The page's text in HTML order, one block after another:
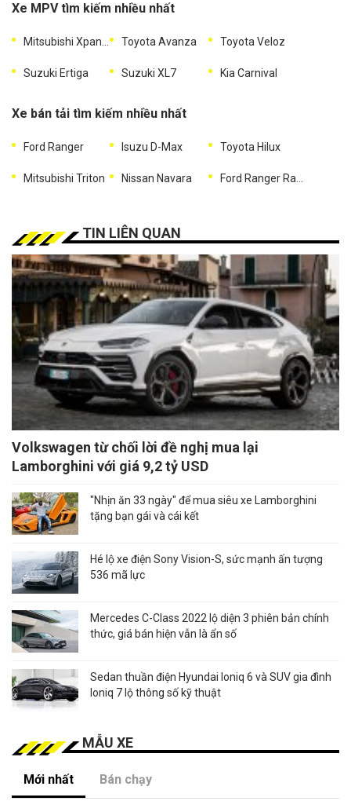
Xe MPV tìm kiếm nhiều nhất
Toyota Avanza Toyota Veloz
Suzuki Ertiga Suzuki XL7 Kia Carnival
Xe bán tải tìm kiếm nhiều nhất
Ford Ranger Isuzu D-Max Toyota Hilux
Mitsubishi Triton Nissan Navara
TIN LIÊN QUAN
Volkswagen từ chối lời đề nghị mua lại
Lamborghini với giá 9,2 tỷ USD
"Nhịn ăn 33 ngày" để mua siêu xe Lamborghini
tặng bạn gái và cái kết
Hé lộ xe điện Sony Vision-S, sức mạnh ấn tượng
536 mã lực
Mercedes C-Class 2022 lộ diện 3 phiên bản chính
thức, giá bán hiện vẫn là ẩn số
Sedan thuần điện Hyundai Ioniq 6 và SUV gia đình
Ioniq 7 lộ thông số kỹ thuật
MẪU XE
Mới nhất Bán chạy